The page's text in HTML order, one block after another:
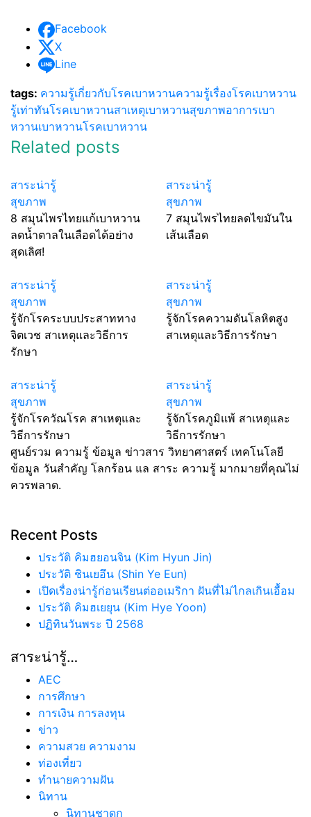
Facebook
X
Line
tags: ความรู้เกี่ยวกับโรคเบาหวานความรู้เรื่องโรคเบาหวาน
รู้เท่าทันโรคเบาหวานสาเหตุเบาหวานสุขภาพอาการเบา
หวานเบาหวานโรคเบาหวาน
Related posts
สาระน่ารู้
สุขภาพ
8 สมุนไพรไทยแก้เบาหวาน
ลดน้ำตาลในเลือดได้อย่าง
สุดเลิศ!
สาระน่ารู้
สุขภาพ
7 สมุนไพรไทยลดไขมันใน
เส้นเลือด
สาระน่ารู้
สุขภาพ
รู้จักโรคระบบประสาททาง
จิตเวช สาเหตุและวิธีการ
รักษา
สาระน่ารู้
สุขภาพ
รู้จักโรคความดันโลหิตสูง
สาเหตุและวิธีการรักษา
สาระน่ารู้
สุขภาพ
รู้จักโรควัณโรค สาเหตุและ
วิธีการรักษา
สาระน่ารู้
สุขภาพ
รู้จักโรคภูมิแพ้ สาเหตุและ
วิธีการรักษา
ศูนย์รวม ความรู้ ข้อมูล ข่าวสาร วิทยาศาสตร์ เทคโนโลยี
ข้อมูล วันสำคัญ โลกร้อน แล สาระ ความรู้ มากมายที่คุณไม่
ควรพลาด.
Recent Posts
ประวัติ คิมฮยอนจิน (Kim Hyun Jin)
ประวัติ ชินเยอึน (Shin Ye Eun)
เปิดเรื่องน่ารู้ก่อนเรียนต่ออเมริกา ฝันที่ไม่ไกลเกินเอื้อม
ประวัติ คิมฮเยยุน (Kim Hye Yoon)
ปฏิทินวันพระ ปี 2568
สาระน่ารู้…
AEC
การศึกษา
การเงิน การลงทุน
ข่าว
ความสวย ความงาม
ท่องเที่ยว
ทํานายความฝัน
นิทาน
นิทานชาดก